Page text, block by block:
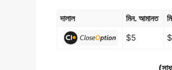
দালাল মিন. আমানত
$5